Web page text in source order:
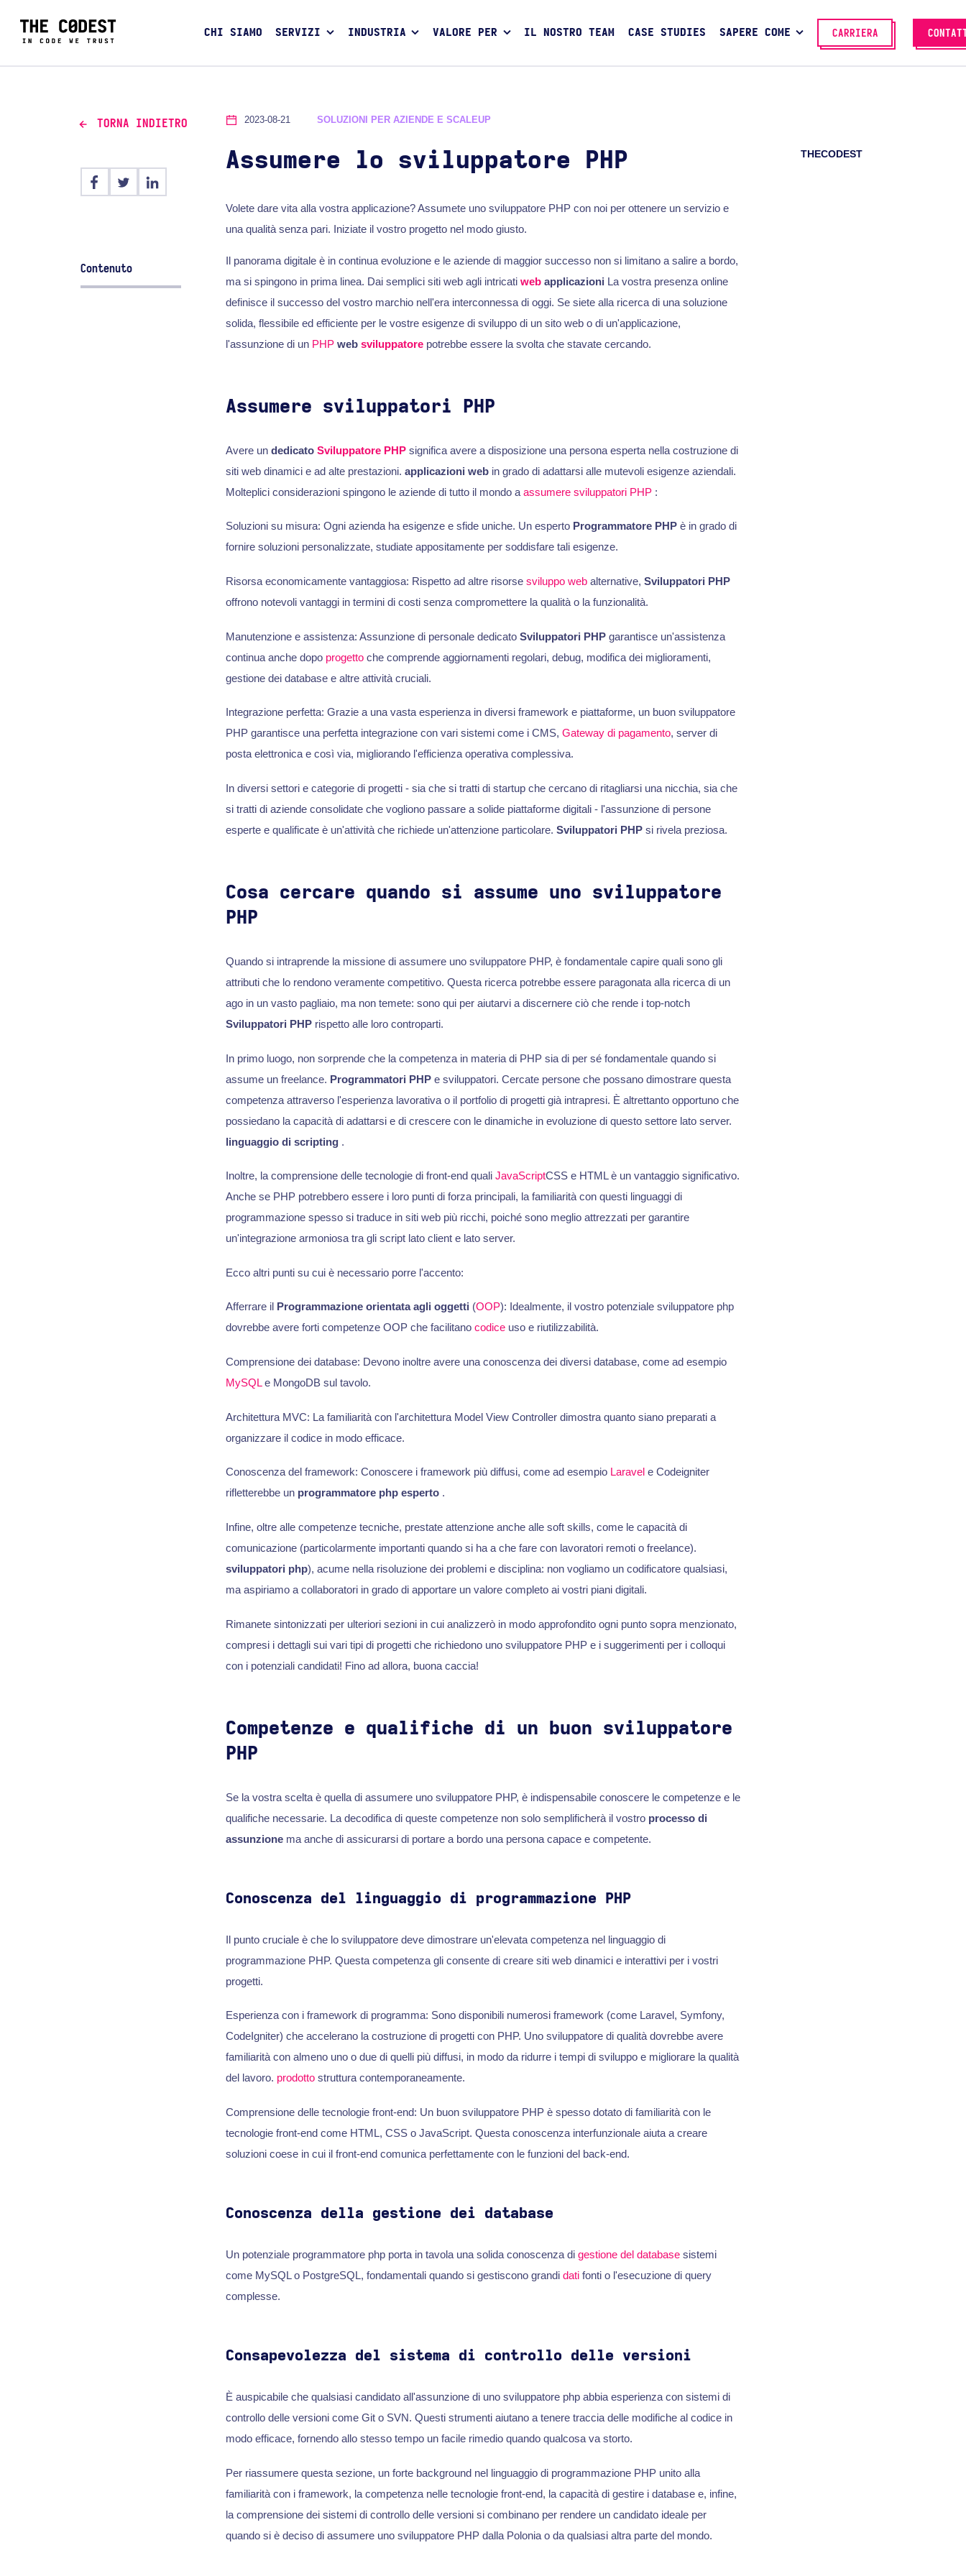
CHI SIAMO SERVIZI INDUSTRIA VALORE PER IL NOSTRO TEAM CASE STUDIES SAPERE COME CARRIERA
TORNA INDIETRO
Contenuto
2023-08-21 SOLUZIONI PER AZIENDE E SCALEUP
Assumere lo sviluppatore PHP THECODEST
Volete dare vita alla vostra applicazione? Assumete uno sviluppatore PHP con noi per ottenere un servizio e
una qualità senza pari. Iniziate il vostro progetto nel modo giusto.
Il panorama digitale è in continua evoluzione e le aziende di maggior successo non si limitano a salire a bordo,
ma si spingono in prima linea. Dai semplici siti web agli intricati webapplicazioni La vostra presenza online
definisce il successo del vostro marchio nell'era interconnessa di oggi. Se siete alla ricerca di una soluzione
solida, flessibile ed efficiente per le vostre esigenze di sviluppo di un sito web o di un'applicazione,
l'assunzione di un PHP web sviluppatorepotrebbe essere la svolta che stavate cercando.
Assumere sviluppatori PHP
Avere un dedicato Sviluppatore PHPsignifica avere a disposizione una persona esperta nella costruzione di
siti web dinamici e ad alte prestazioni. applicazioni web in grado di adattarsi alle mutevoli esigenze aziendali.
Molteplici considerazioni spingono le aziende di tutto il mondo a assumere sviluppatori PHP:
Soluzioni su misura: Ogni azienda ha esigenze e sfide uniche. Un esperto Programmatore PHP è in grado di
fornire soluzioni personalizzate, studiate appositamente per soddisfare tali esigenze.
Risorsa economicamente vantaggiosa: Rispetto ad altre risorse sviluppo webalternative, Sviluppatori PHP
offrono notevoli vantaggi in termini di costi senza compromettere la qualità o la funzionalità.
Manutenzione e assistenza: Assunzione di personale dedicato Sviluppatori PHPgarantisce un'assistenza
continua anche dopo progettoche comprende aggiornamenti regolari, debug, modifica dei miglioramenti,
gestione dei database e altre attività cruciali.
Integrazione perfetta: Grazie a una vasta esperienza in diversi framework e piattaforme, un buon sviluppatore
PHP garantisce una perfetta integrazione con vari sistemi come i CMS, Gateway di pagamento, server di
posta elettronica e così via, migliorando l'efficienza operativa complessiva.
In diversi settori e categorie di progetti - sia che si tratti di startup che cercano di ritagliarsi una nicchia, sia che
si tratti di aziende consolidate che vogliono passare a solide piattaforme digitali - l'assunzione di persone
esperte e qualificate è un'attività che richiede un'attenzione particolare. Sviluppatori PHPsi rivela preziosa.
Cosa cercare quando si assume uno sviluppatore
PHP
Quando si intraprende la missione di assumere uno sviluppatore PHP, è fondamentale capire quali sono gli
attributi che lo rendono veramente competitivo. Questa ricerca potrebbe essere paragonata alla ricerca di un
ago in un vasto pagliaio, ma non temete: sono qui per aiutarvi a discernere ciò che rende i top-notch
Sviluppatori PHPrispetto alle loro controparti.
In primo luogo, non sorprende che la competenza in materia di PHP sia di per sé fondamentale quando si
assume un freelance. Programmatori PHP e sviluppatori. Cercate persone che possano dimostrare questa
competenza attraverso l'esperienza lavorativa o il portfolio di progetti già intrapresi. È altrettanto opportuno che
possiedano la capacità di adattarsi e di crescere con le dinamiche in evoluzione di questo settore lato server.
linguaggio di scripting .
Inoltre, la comprensione delle tecnologie di front-end quali JavaScriptCSS e HTML è un vantaggio significativo.
Anche se PHP potrebbero essere i loro punti di forza principali, la familiarità con questi linguaggi di
programmazione spesso si traduce in siti web più ricchi, poiché sono meglio attrezzati per garantire
un'integrazione armoniosa tra gli script lato client e lato server.
Ecco altri punti su cui è necessario porre l'accento:
Afferrare il Programmazione orientata agli oggetti (OOP): Idealmente, il vostro potenziale sviluppatore php
dovrebbe avere forti competenze OOP che facilitano codiceuso e riutilizzabilità.
Comprensione dei database: Devono inoltre avere una conoscenza dei diversi database, come ad esempio
MySQLe MongoDB sul tavolo.
Architettura MVC: La familiarità con l'architettura Model View Controller dimostra quanto siano preparati a
organizzare il codice in modo efficace.
Conoscenza del framework: Conoscere i framework più diffusi, come ad esempio Laravel e Codeigniter
rifletterebbe un programmatore php esperto .
Infine, oltre alle competenze tecniche, prestate attenzione anche alle soft skills, come le capacità di
comunicazione (particolarmente importanti quando si ha a che fare con lavoratori remoti o freelance).
sviluppatori php), acume nella risoluzione dei problemi e disciplina: non vogliamo un codificatore qualsiasi,
ma aspiriamo a collaboratori in grado di apportare un valore completo ai vostri piani digitali.
Rimanete sintonizzati per ulteriori sezioni in cui analizzerò in modo approfondito ogni punto sopra menzionato,
compresi i dettagli sui vari tipi di progetti che richiedono uno sviluppatore PHP e i suggerimenti per i colloqui
con i potenziali candidati! Fino ad allora, buona caccia!
Competenze e qualifiche di un buon sviluppatore
PHP
Se la vostra scelta è quella di assumere uno sviluppatore PHP, è indispensabile conoscere le competenze e le
qualifiche necessarie. La decodifica di queste competenze non solo semplificherà il vostro processo di
assunzione ma anche di assicurarsi di portare a bordo una persona capace e competente.
Conoscenza del linguaggio di programmazione PHP
Il punto cruciale è che lo sviluppatore deve dimostrare un'elevata competenza nel linguaggio di
programmazione PHP. Questa competenza gli consente di creare siti web dinamici e interattivi per i vostri
progetti.
Esperienza con i framework di programma: Sono disponibili numerosi framework (come Laravel, Symfony,
CodeIgniter) che accelerano la costruzione di progetti con PHP. Uno sviluppatore di qualità dovrebbe avere
familiarità con almeno uno o due di quelli più diffusi, in modo da ridurre i tempi di sviluppo e migliorare la qualità
del lavoro. prodottostruttura contemporaneamente.
Comprensione delle tecnologie front-end: Un buon sviluppatore PHP è spesso dotato di familiarità con le
tecnologie front-end come HTML, CSS o JavaScript. Questa conoscenza interfunzionale aiuta a creare
soluzioni coese in cui il front-end comunica perfettamente con le funzioni del back-end.
Conoscenza della gestione dei database
Un potenziale programmatore php porta in tavola una solida conoscenza di gestione del databasesistemi
come MySQL o PostgreSQL, fondamentali quando si gestiscono grandi datifonti o l'esecuzione di query
complesse.
Consapevolezza del sistema di controllo delle versioni
È auspicabile che qualsiasi candidato all'assunzione di uno sviluppatore php abbia esperienza con sistemi di
controllo delle versioni come Git o SVN. Questi strumenti aiutano a tenere traccia delle modifiche al codice in
modo efficace, fornendo allo stesso tempo un facile rimedio quando qualcosa va storto.
Per riassumere questa sezione, un forte background nel linguaggio di programmazione PHP unito alla
familiarità con i framework, la competenza nelle tecnologie front-end, la capacità di gestire i database e, infine,
la comprensione dei sistemi di controllo delle versioni si combinano per rendere un candidato ideale per
quando si è deciso di assumere uno sviluppatore PHP dalla Polonia o da qualsiasi altra parte del mondo.